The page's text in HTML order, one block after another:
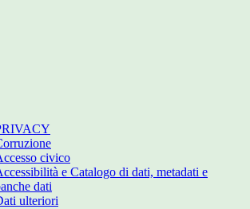
civico
e Catalogo di dati, metadati e
dati
ulteriori